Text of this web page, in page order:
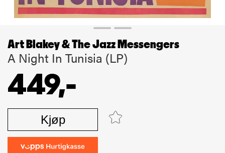
Art Blakey & The Jazz Messengers
A Night In Tunisia (LP)
449,-
Kjøp